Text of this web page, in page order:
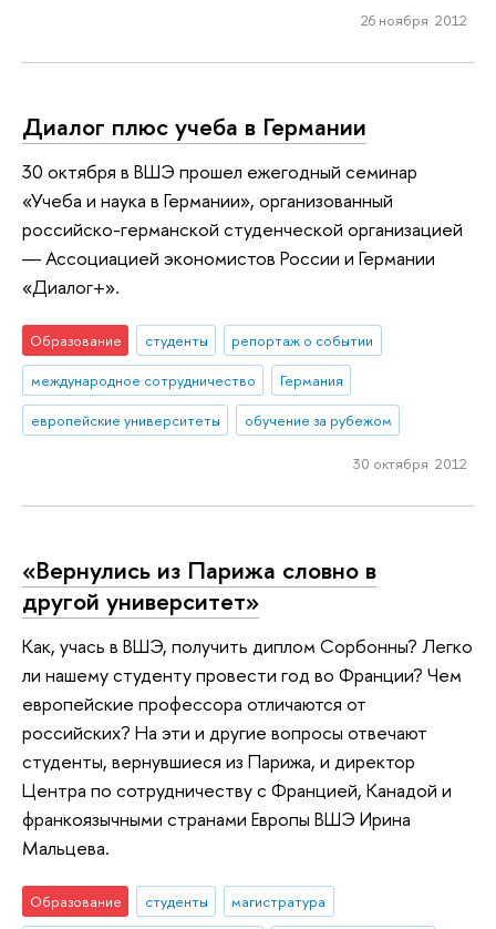
26 ноября 2012
Диалог плюс учеба в Германии
30 октября в ВШЭ прошел ежегодный семинар
«Учеба и наука в Германии», организованный
российско-германской студенческой организацией
― Ассоциацией экономистов России и Германии
«Диалог+».
Образование студенты
репортаж о событии
международное сотрудничество
Германия
европейские университеты
обучение за рубежом
30 октября 2012
«Вернулись из Парижа словно в
другой университет»
Как, учась в ВШЭ, получить диплом Сорбонны? Легко
ли нашему студенту провести год во Франции? Чем
европейские профессора отличаются от
российских? На эти и другие вопросы отвечают
студенты, вернувшиеся из Парижа, и директор
Центра по сотрудничеству с Францией, Канадой и
франкоязычными странами Европы ВШЭ Ирина
Мальцева.
Образование студенты
магистратура